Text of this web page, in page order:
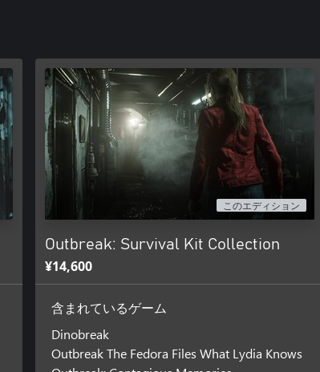
このエディション
Outbreak: Survival Kit Collection
¥14,600
含まれているゲーム
Dinobreak
Outbreak The Fedora Files What Lydia Knows